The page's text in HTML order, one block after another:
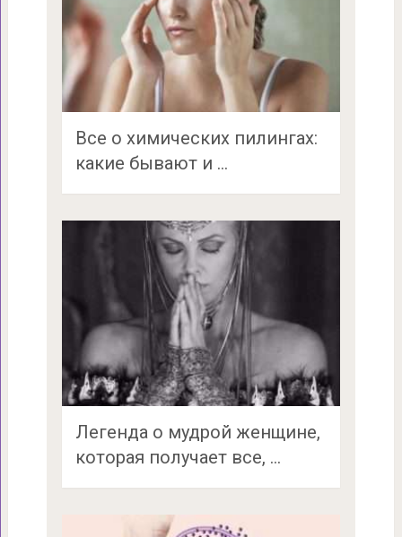
Все о химических пилингах:
какие бывают и …
Легенда о мудрой женщине,
которая получает все, …